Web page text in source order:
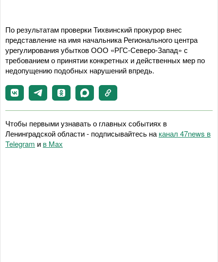
По результатам проверки Тихвинский прокурор внес
представление на имя начальника Регионального центра
урегулирования убытков ООО «РГС-Северо-Запад» с
требованием о принятии конкретных и действенных мер по
недопущению подобных нарушений впредь.
Чтобы первыми узнавать о главных событиях в
Ленинградской области - подписывайтесь на канал 47news в
Telegram и в Maх